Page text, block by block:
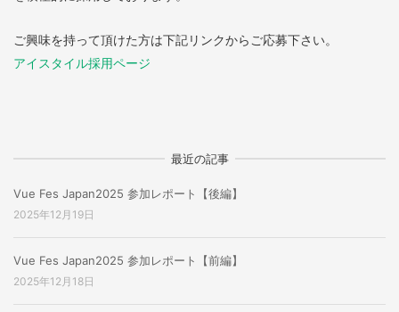
ご興味を持って頂けた方は下記リンクからご応募下さい。
アイスタイル採用ページ
最近の記事
Vue Fes Japan2025 参加レポート【後編】
2025年12月19日
Vue Fes Japan2025 参加レポート【前編】
2025年12月18日